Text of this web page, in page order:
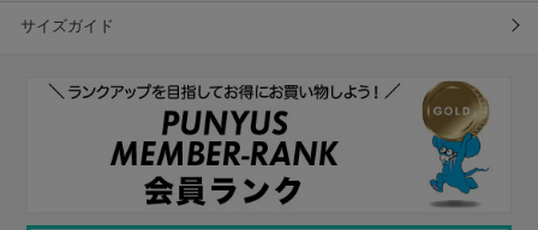
サイズガイド